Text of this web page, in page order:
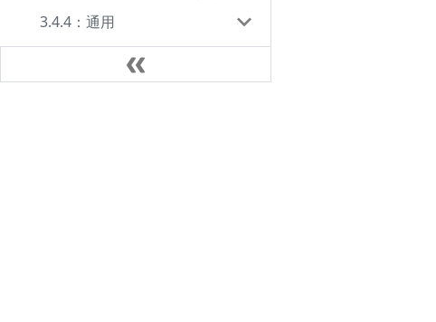
3.4.4：通用
3.4.4.1：写入芯片参数
3.4.4.2：SPI&MWEEPROM